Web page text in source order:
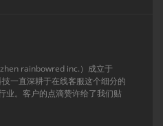
rainbowred inc.）成立于
一直深耕于在线客服这个细分的
业。客户的点滴赞许给了我们贴